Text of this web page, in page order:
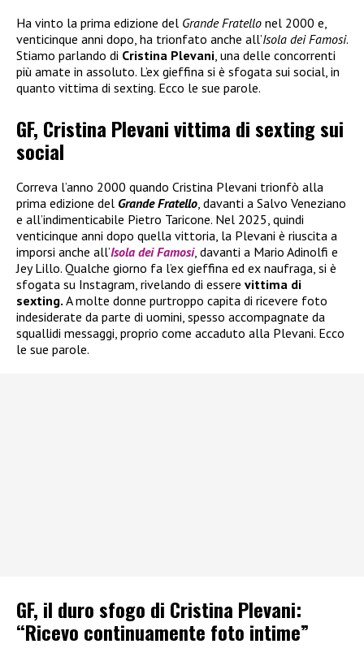
Ha vinto la prima edizione del Grande Fratello nel 2000 e,
venticinque anni dopo, ha trionfato anche all’Isola dei Famosi.
Stiamo parlando di Cristina Plevani , una delle concorrenti
più amate in assoluto. L’ex gieffina si è sfogata sui social, in
quanto vittima di sexting. Ecco le sue parole.
GF, Cristina Plevani vittima di sexting sui
social
Correva l’anno 2000 quando Cristina Plevani trionfò alla
prima edizione del Grande Fratello , davanti a Salvo Veneziano
e all’indimenticabile Pietro Taricone. Nel 2025, quindi
venticinque anni dopo quella vittoria, la Plevani è riuscita a
imporsi anche all’Isola dei Famosi, davanti a Mario Adinolfi e
Jey Lillo. Qualche giorno fa l’ex gieffina ed ex naufraga, si è
sfogata su Instagram, rivelando di essere vittima di
sexting. A molte donne purtroppo capita di ricevere foto
indesiderate da parte di uomini, spesso accompagnate da
squallidi messaggi, proprio come accaduto alla Plevani. Ecco
le sue parole.
GF, il duro sfogo di Cristina Plevani:
“Ricevo continuamente foto intime”